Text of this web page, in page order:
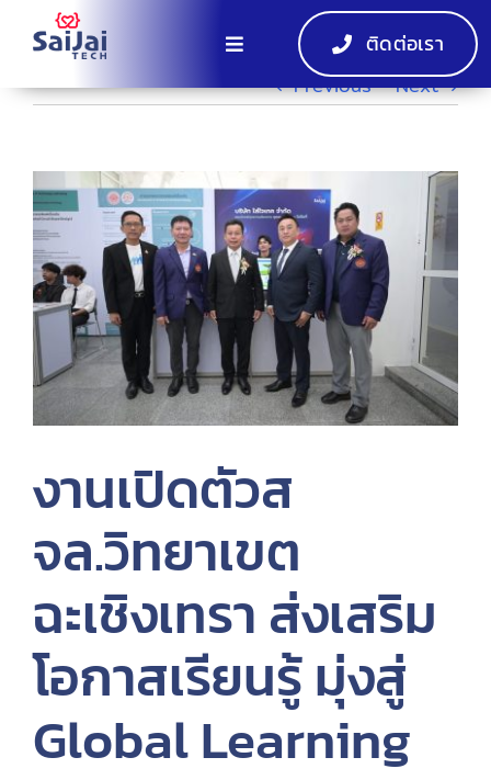
Toggle
Navigation
หน้าแรก
ผลิตภัณฑ์
EV Charger
กิจกรรม
เกี่ยวกับ
EN
ติดต่อเรา
Previous
Next
View
Larger
Image
งานเปิดตัวส
จล.วิทยาเขต
ฉะเชิงเทรา ส่งเสริม
โอกาสเรียนรู้ มุ่งสู่
Global Learning